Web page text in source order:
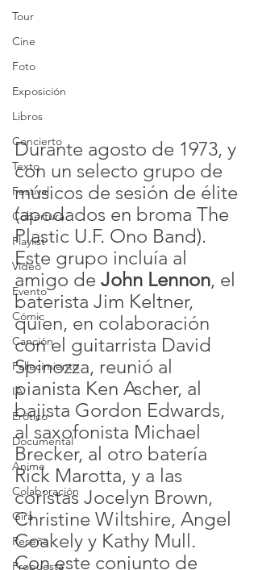
Tour
Cine
Foto
Exposición
Libros
Concierto
Texto
Festival
Cobertura
Playlist
Video
Evento
Cómic
Canción
Fallecimiento
IA
Erótico
Documental
Anime
Colaboración
Gira
Reseña
Propuesta
Durante agosto de 1973, y
con un selecto grupo de
músicos de sesión de élite
(apodados en broma The
Plastic U.F. Ono Band).
Este grupo incluía al
amigo de John Lennon, el
baterista Jim Keltner,
quien, en colaboración
con el guitarrista David
Spinozza, reunió al
pianista Ken Ascher, al
bajista Gordon Edwards,
al saxofonista Michael
Brecker, al otro batería
Rick Marotta, y a las
coristas Jocelyn Brown,
Christine Wiltshire, Angel
Coakely y Kathy Mull.
Con este conjunto de